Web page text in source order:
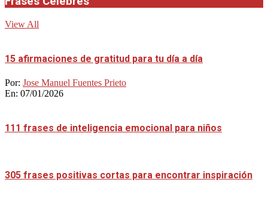
View All
15 afirmaciones de gratitud para tu día a día
Por: Jose Manuel Fuentes Prieto
En: 07/01/2026
111 frases de inteligencia emocional para niños
305 frases positivas cortas para encontrar inspiración